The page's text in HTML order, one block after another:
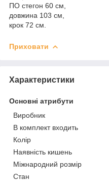
ПО стегон 60 см,
довжина 103 см,
крок 72 см.
Приховати
Характеристики
Основні атрибути
Виробник
В комплект входить
Колір
Наявність кишень
Міжнародний розмір
Стан